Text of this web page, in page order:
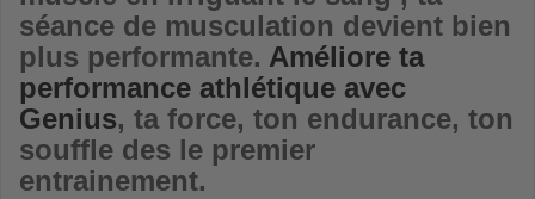
séance de musculation devient bien
plus performante. Améliore ta
performance athlétique avec
Genius, ta force, ton endurance, ton
souffle des le premier
entrainement.